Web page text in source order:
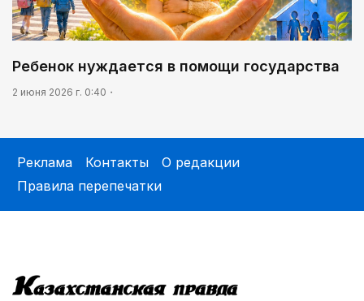
Ребенок нуждается в помощи государства
2 июня 2026 г. 0:40
Реклама Контакты
О редакции
Правила перепечатки